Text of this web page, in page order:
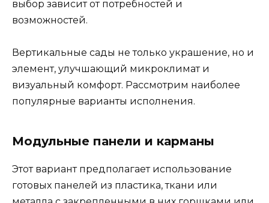
выбор зависит от потребностей и
возможностей.
Вертикальные сады не только украшение, но и
элемент, улучшающий микроклимат и
визуальный комфорт. Рассмотрим наиболее
популярные варианты исполнения.
Модульные панели и карманы
Этот вариант предполагает использование
готовых панелей из пластика, ткани или